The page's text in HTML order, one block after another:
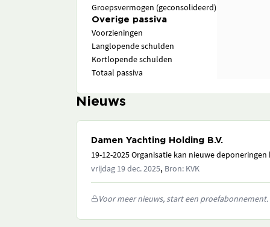
Groepsvermogen (geconsolideerd)
Overige passiva
Voorzieningen
Langlopende schulden
Kortlopende schulden
Totaal passiva
Nieuws
Damen Yachting Holding B.V.
19-12-2025 Organisatie kan nieuwe
vrijdag 19 dec. 2025, Bron: KVK
Voor meer nieuws, start een proefabonnement.